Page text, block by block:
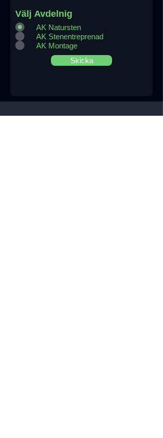
Välj Avdelnig
AK Natursten
AK Stenentreprenad
AK Montage
Skicka